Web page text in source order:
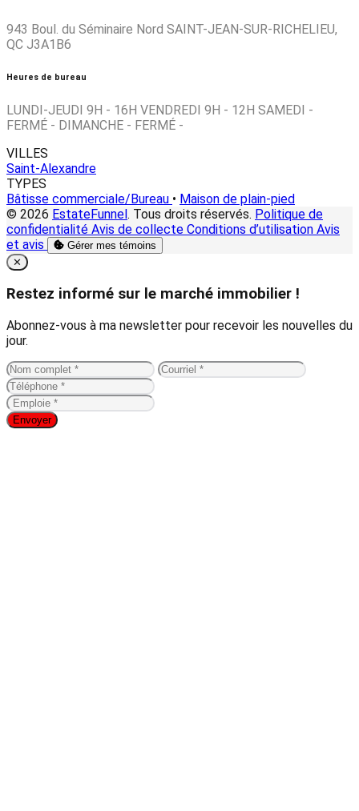
943 Boul. du Séminaire Nord SAINT-JEAN-SUR-RICHELIEU,
QC J3A1B6
Heures de bureau
LUNDI-JEUDI 9H - 16H VENDREDI 9H - 12H SAMEDI -
FERMÉ - DIMANCHE - FERMÉ -
VILLES
Saint-Alexandre
TYPES
Bâtisse commerciale/Bureau • Maison de plain-pied
© 2026 EstateFunnel. Tous droits réservés. Politique de
confidentialité Avis de collecte Conditions d’utilisation Avis
et avis
Gérer mes témoins
Close
✕
Restez informé sur le marché immobilier !
Abonnez-vous à ma newsletter pour recevoir les nouvelles du
jour.
Envoyer